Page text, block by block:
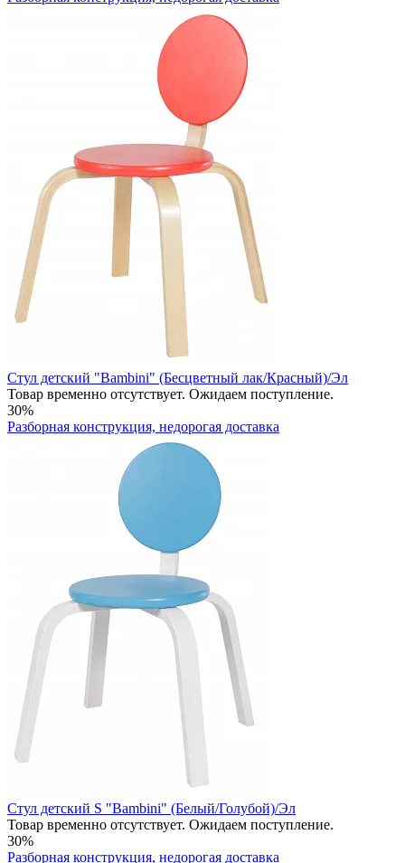
Стул детский "Bambini" (Бесцветный лак/Красный)/Эл
Товар временно отсутствует. Ожидаем поступление.
30%
Разборная конструкция, недорогая доставка
Стул детский S "Bambini" (Белый/Голубой)/Эл
Товар временно отсутствует. Ожидаем поступление.
30%
Разборная конструкция, недорогая доставка